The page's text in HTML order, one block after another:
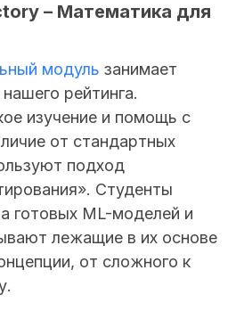
– Математика для
модуль занимает
рейтинга.
изучение и помощь с
от стандартных
подход
Студенты
готовых ML-моделей и
лежащие в их основе
от сложного к